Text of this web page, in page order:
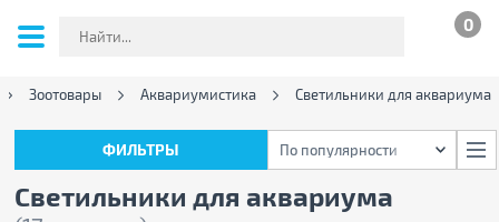
0
Зоотовары Аквариумистика Светильники для аквариума
Светильники для аквариума
ФИЛЬТРЫ По популярности
ФИЛЬТРЫ По популярности